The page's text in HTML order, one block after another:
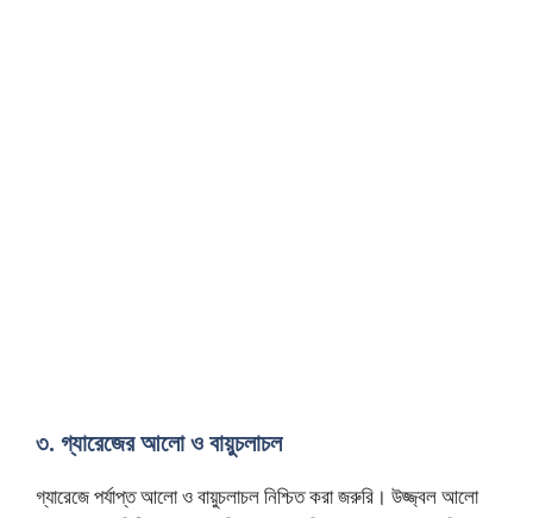
৩. গ্যারেজের আলো ও বায়ুচলাচল
গ্যারেজে পর্যাপ্ত আলো ও বায়ুচলাচল নিশ্চিত করা জরুরি। উজ্জ্বল আলো